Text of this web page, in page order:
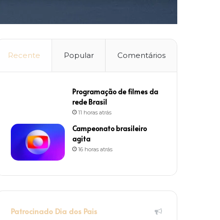
Recente Popular Comentários
Programação de filmes da
rede Brasil
11 horas atrás
Campeonato brasileiro
agita
16 horas atrás
Patrocinado Dia dos Pais